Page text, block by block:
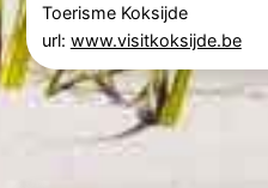
Toerisme Koksijde
url: www.visitkoksijde.be